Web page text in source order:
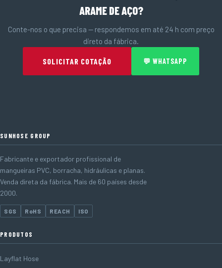
ARAME DE AÇO?
Conte-nos o que precisa — respondemos em até 24 h com preço
direto da fábrica.
SOLICITAR COTAÇÃO 💬 WHATSAPP
SUNHOSE GROUP
Fabricante e exportador profissional de
mangueiras PVC, borracha, hidráulicas e planas.
Venda direta da fábrica. Mais de 60 países desde
2000.
SGS RoHS REACH ISO
PRODUTOS
Layflat Hose